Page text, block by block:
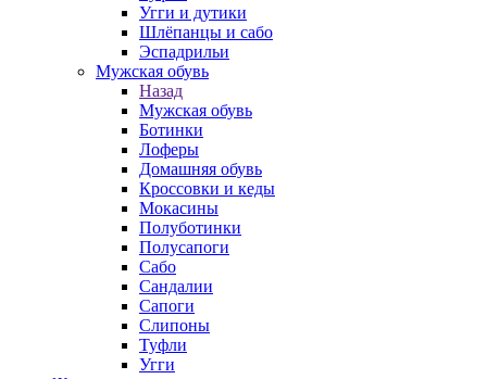
Угги и дутики
Шлёпанцы и сабо
Эспадрильи
Мужская обувь
Назад
Мужская обувь
Ботинки
Лоферы
Домашняя обувь
Кроссовки и кеды
Мокасины
Полуботинки
Полусапоги
Сабо
Сандалии
Сапоги
Слипоны
Туфли
Угги